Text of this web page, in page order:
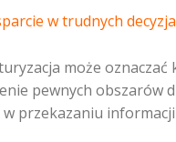
w trudnych
może
pewnych obszarów
przekazaniu